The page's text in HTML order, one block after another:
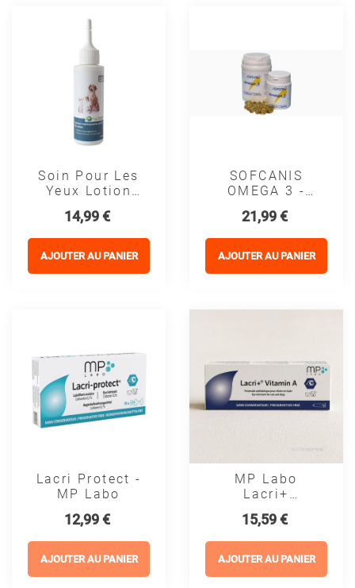
Soin Pour Les
Yeux Lotion
Solunature
Prix
14,99 €
AJOUTER AU PANIER
SOFCANIS
OMEGA 3 -
Prix
21,99 €
AJOUTER AU PANIER
Lacri Protect -
MP Labo
Prix
12,99 €
AJOUTER AU PANIER
MP Labo
Lacri+
Pommade
Oculaire
Chien Et Chat
Prix
15,59 €
AJOUTER AU PANIER